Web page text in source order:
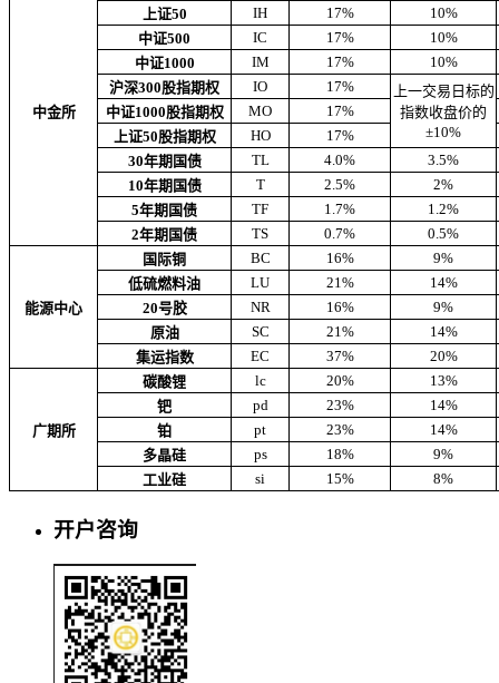
中金所
上证50
IH 17%
10%
中证500
IC 17%
10%
中证1000
IM 17%
10%
沪深300股指期权
IO 17%
上一交易日标的
指数收盘价的
±10%
中证1000股指期权 MO
17%
上证50股指期权
HO
17%
30年期国债
TL 4.0%
3.5%
10年期国债
T 2.5%
2%
5年期国债
TF 1.7%
1.2%
2年期国债
TS 0.7% 0.5%
能源中心
国际铜 BC 16%
9%
低硫燃料油
LU 21%
14%
20号胶
NR 16%
9%
原油
SC 21%
14%
集运指数
EC 37% 20%
广期所
碳酸锂 lc 20%
13%
钯
pd 23%
14%
铂
pt 23%
14%
多晶硅
ps 18%
9%
工业硅
si 15% 8%
开户咨询